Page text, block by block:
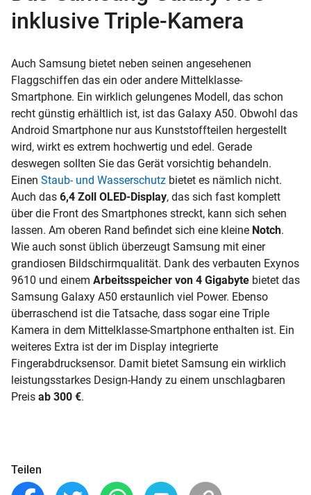
inklusive Triple-Kamera
Auch Samsung bietet neben seinen angesehenen
Flaggschiffen das ein oder andere Mittelklasse-
Smartphone. Ein wirklich gelungenes Modell, das schon
recht günstig erhältlich ist, ist das Galaxy A50. Obwohl das
Android Smartphone nur aus Kunststoffteilen hergestellt
wird, wirkt es extrem hochwertig und edel. Gerade
deswegen sollten Sie das Gerät vorsichtig behandeln.
Einen Staub- und Wasserschutz bietet es nämlich nicht.
Auch das 6,4 Zoll OLED-Display, das sich fast komplett
über die Front des Smartphones streckt, kann sich sehen
lassen. Am oberen Rand befindet sich eine kleine Notch.
Wie auch sonst üblich überzeugt Samsung mit einer
grandiosen Bildschirmqualität. Dank des verbauten Exynos
9610 und einem Arbeitsspeicher von 4 Gigabyte bietet das
Samsung Galaxy A50 erstaunlich viel Power. Ebenso
überraschend ist die Tatsache, dass sogar eine Triple
Kamera in dem Mittelklasse-Smartphone enthalten ist. Ein
weiteres Extra ist der im Display integrierte
Fingerabdrucksensor. Damit bietet Samsung ein wirklich
leistungsstarkes Design-Handy zu einem unschlagbaren
Preis ab 300 €.
Teilen